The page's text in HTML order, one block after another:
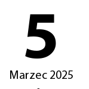
5
Marzec 2025